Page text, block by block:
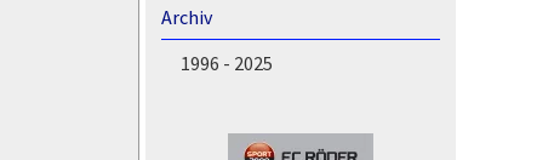
Archiv
1996 - 2025